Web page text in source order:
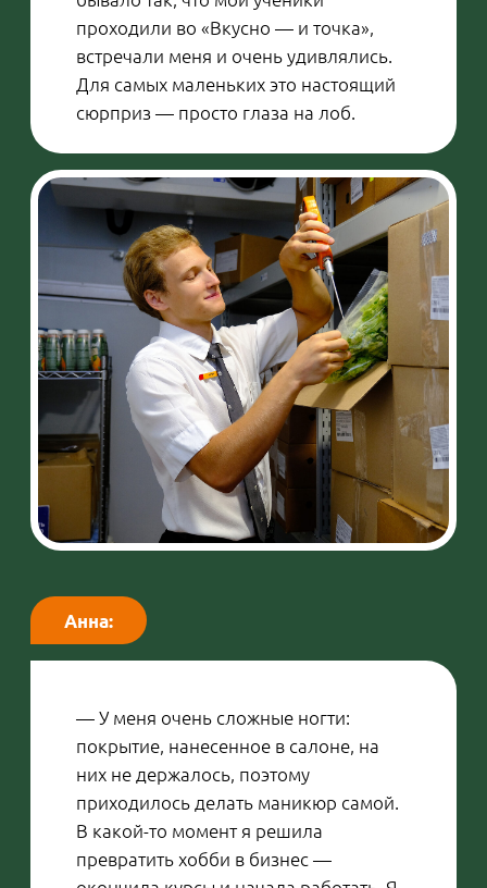
— Да, ведь я часто рассказываю о
своем хобби. Например, сейчас я
работаю над декоративной тарелкой,
посвященной осени. Решил
изобразить реку, на ней — опавшие
листья. После все покрашу витражной
эмалью. Она полупрозрачная: если
наслоить разные цвета и запечь,
можно добиться эффекта треснувшего
стекла. Это очень красиво смотрится.